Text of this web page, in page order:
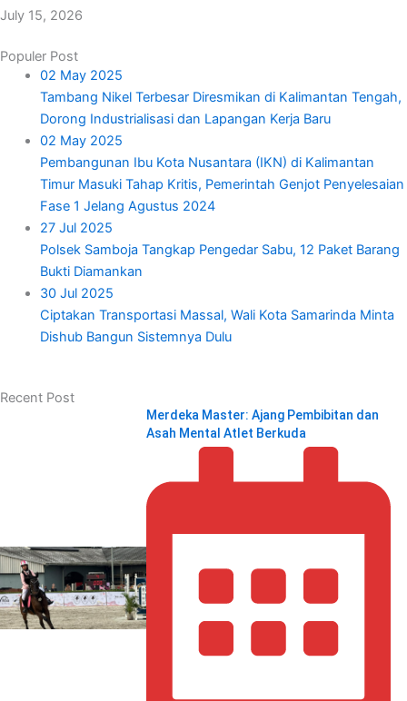
July 15, 2026
Populer Post
02 May 2025
Tambang Nikel Terbesar Diresmikan di Kalimantan Tengah,
Dorong Industrialisasi dan Lapangan Kerja Baru
02 May 2025
Pembangunan Ibu Kota Nusantara (IKN) di Kalimantan
Timur Masuki Tahap Kritis, Pemerintah Genjot Penyelesaian
Fase 1 Jelang Agustus 2024
27 Jul 2025
Polsek Samboja Tangkap Pengedar Sabu, 12 Paket Barang
Bukti Diamankan
30 Jul 2025
Ciptakan Transportasi Massal, Wali Kota Samarinda Minta
Dishub Bangun Sistemnya Dulu
Recent Post
Merdeka Master: Ajang Pembibitan dan
Asah Mental Atlet Berkuda